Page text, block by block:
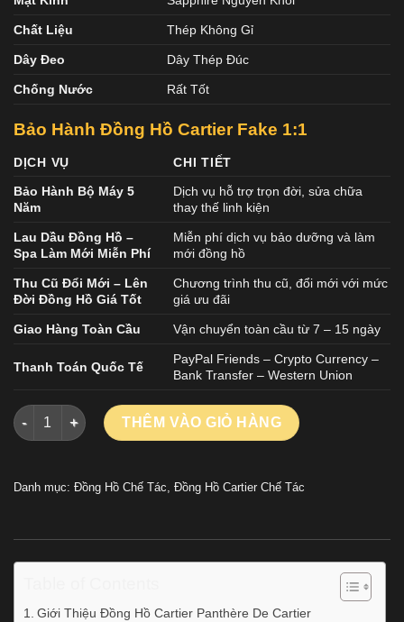
Chất Liệu Thép Không Gỉ
Dây Đeo Dây Thép Đúc
Chống Nước Rất Tốt
Bảo Hành Đồng Hồ Cartier Fake 1:1
DỊCH VỤ
CHI TIẾT
Bảo Hành Bộ Máy 5
Năm
Dịch vụ hỗ trợ trọn đời, sửa chữa
thay thế linh kiện
Lau Dầu Đồng Hồ –
Spa Làm Mới Miễn Phí
Miễn phí dịch vụ bảo dưỡng và làm
mới đồng hồ
Thu Cũ Đổi Mới – Lên
Đời Đồng Hồ Giá Tốt
Chương trình thu cũ, đổi mới với mức
giá ưu đãi
Giao Hàng Toàn Cầu Vận chuyển toàn cầu từ 7 – 15 ngày
Thanh Toán Quốc Tế
PayPal Friends – Crypto Currency –
Bank Transfer – Western Union
Đồng Hồ Cartier Panthère De Cartier Nữ Dây Kim Loại Màu
THÊM VÀO GIỎ HÀNG
Danh mục: Đồng Hồ Chế Tác Đồng Hồ Cartier Chế Tác
Giới Thiệu Đồng Hồ Cartier Panthère De Cartier